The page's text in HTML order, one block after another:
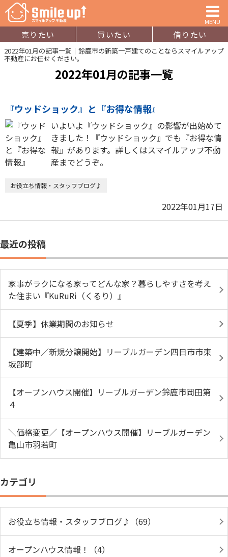
MENU
売りたい 買いたい 借りたい
2022年01月の記事一覧｜鈴鹿市の新築一戸建てのことならスマイルアップ
不動産にお任せください。
2022年01月の記事一覧
『ウッドショック』と『お得な情報』
いよいよ『ウッドショック』の影響が出始めて
きました！『ウッドショック』でも『お得な情
報』があります。詳しくはスマイルアップ不動
産までどうぞ。
お役立ち情報・スタッフブログ♪
2022年01月17日
最近の投稿
家事がラクになる家ってどんな家？暮らしやすさを考え
た住まい『KuRuRi（くるり）』
【夏季】休業期間のお知らせ
【建築中／新規分譲開始】リーブルガーデン四日市市東
坂部町
【オープンハウス開催】リーブルガーデン鈴鹿市岡田第
４
＼価格変更／【オープンハウス開催】リーブルガーデン
亀山市羽若町
カテゴリ
お役立ち情報・スタッフブログ♪（69）
オープンハウス情報！（4）